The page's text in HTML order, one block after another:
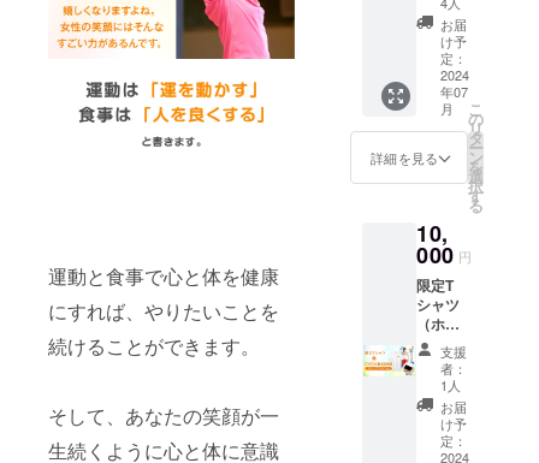
運動と食事で心と体を健康
にすれば、やりたいことを
続けることができます。
そして、あなたの笑顔が一
生続くように心と体に意識
卒、ご
了承下
さい。
日程が
決まり
次第、
メール
のURL
をお知
す。
に必ず
備考欄
にご希
望のお
名前を
ご記入
くださ
い。記
CAMPF
IREにて
使用さ
れてい
るハン
ドル
ネーム
を使用
させて
頂きま
すので
ご了承
んが当
時はこ
のよう
なレッ
スンを
担当し
ていま
した。
ですの
でぜ
久保存
版とし
てお手
に取っ
てご覧
くださ
いね。
収録時
間：エ
信（エ
アロ1タ
イト
ル） 今
回のT
シャツ
の為に
NATSU
MI
のロゴ
を作成
しまし
た。 <
素材>
綿100%
<サイズ
> XS: 身
丈/63c
m 身
幅/46c
m 肩
お届
け予
定：
2024
年07
月
詳細を見る
こ
の
リ
タ
ー
ン
を
選
択
す
る
10,
000 円
限定T
シャツ
（ホワ
イト）
+DVD&
動画配
信（ス
テップ1
タイト
支援
者：
1人
お届
け予
定：
2024